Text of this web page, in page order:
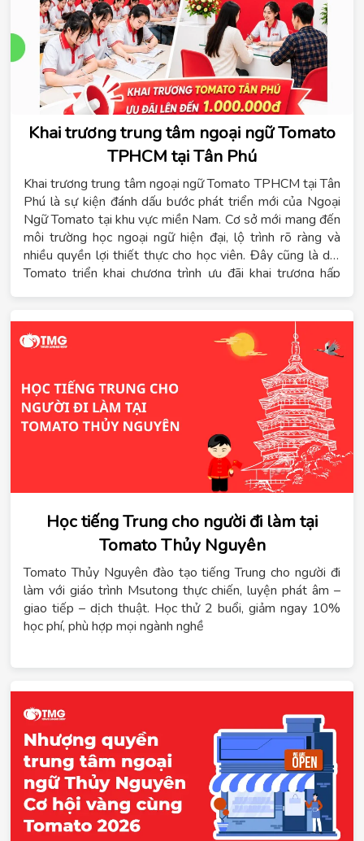
Khai trương trung tâm ngoại ngữ Tomato
TPHCM tại Tân Phú
Khai trương trung tâm ngoại ngữ Tomato TPHCM tại Tân
Phú là sự kiện đánh dấu bước phát triển mới của Ngoại
Ngữ Tomato tại khu vực miền Nam. Cơ sở mới mang đến
môi trường học ngoại ngữ hiện đại, lộ trình rõ ràng và
nhiều quyền lợi thiết thực cho học viên. Đây cũng là dịp
Tomato triển khai chương trình ưu đãi khai trương hấp
tiếng Đức và tiếng Anh tại TPHCM ngày càng tăng, việc
Tomato mở cơ sở tại Tân Phú giúp học sinh, sinh viên,
phụ huynh và người đi làm có thêm lựa chọn học tập
thuận tiện hơn. Không chỉ tập trung vào giảng dạy,
Tomato còn xây dựng hệ sinh thái học tập gắn với định
hướng du học và phát triển năng lực ngoại ngữ lâu dài.
Học tiếng Trung cho người đi làm tại
Tomato Thủy Nguyên
Tomato Thủy Nguyên đào tạo tiếng Trung cho người đi
làm với giáo trình Msutong thực chiến, luyện phát âm –
giao tiếp – dịch thuật. Học thử 2 buổi, giảm ngay 10%
học phí, phù hợp mọi ngành nghề